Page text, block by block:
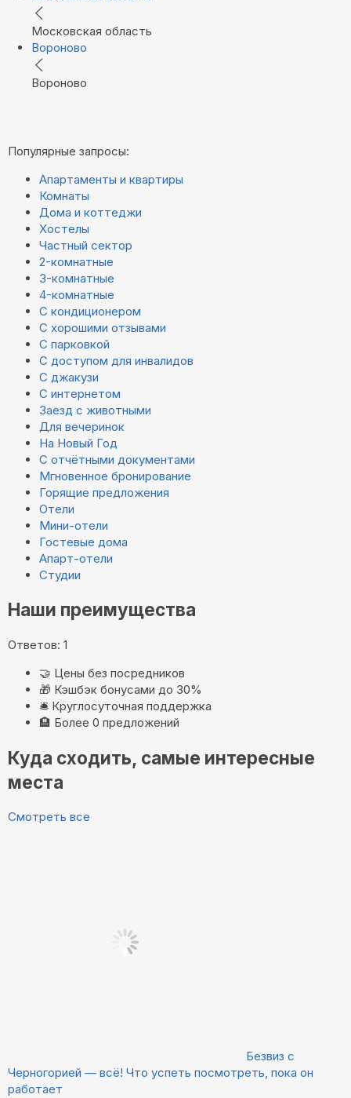
Московская область
Вороново
Вороново
Популярные запросы:
Апартаменты и квартиры
Комнаты
Дома и коттеджи
Хостелы
Частный сектор
2-комнатные
3-комнатные
4-комнатные
С кондиционером
С хорошими отзывами
С парковкой
С доступом для инвалидов
С джакузи
С интернетом
Заезд с животными
Для вечеринок
На Новый Год
С отчётными документами
Мгновенное бронирование
Горящие предложения
Отели
Мини-отели
Гостевые дома
Апарт-отели
Студии
Наши преимущества
Ответов: 1
🤝 Цены без посредников
🎁 Кэшбэк бонусами до 30%
🛎️ Круглосуточная поддержка
🏨 Более 0 предложений
Куда сходить, самые интересные
места
Смотреть все
Безвиз с
Черногорией — всё! Что успеть посмотреть, пока он
работает